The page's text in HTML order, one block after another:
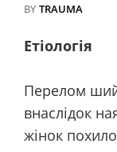
BY TRAUMA
Етіологія
Перелом
внаслідок
жінок